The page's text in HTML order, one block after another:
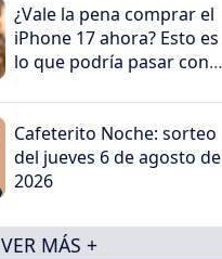
¿Vale la pena comprar el
iPhone 17 ahora? Esto es
lo que podría pasar con
próximos meses
Cafeterito Noche: sorteo
del jueves 6 de agosto de
2026
VER MÁS +